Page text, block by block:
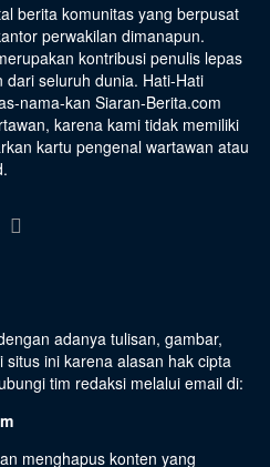
berita komunitas yang berpusat
perwakilan dimanapun.
kontribusi penulis lepas
seluruh dunia. Hati-Hati
nama-kan Siaran-Berita.com
karena kami tidak memiliki
kartu pengenal wartawan atau
adanya tulisan, gambar,
ini karena alasan hak cipta
tim redaksi melalui email di:
menghapus konten yang